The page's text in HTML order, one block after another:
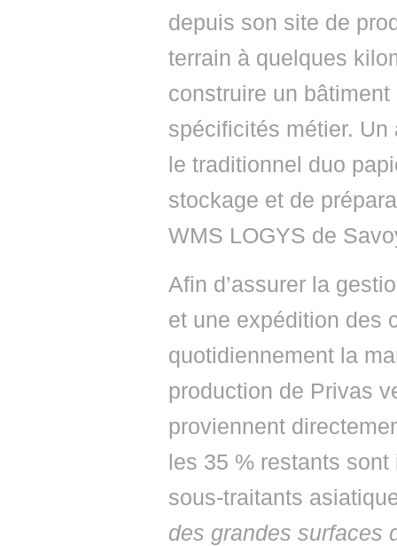
depuis son site de
terrain à quelques
construire un
spécificités métier.
le traditionnel duo
stockage et de
WMS LOGYS de
Afin d’assurer la
et une expédition des
quotidiennement la
production de Privas
proviennent
les 35 % restants
sous-traitants
des grandes surfaces